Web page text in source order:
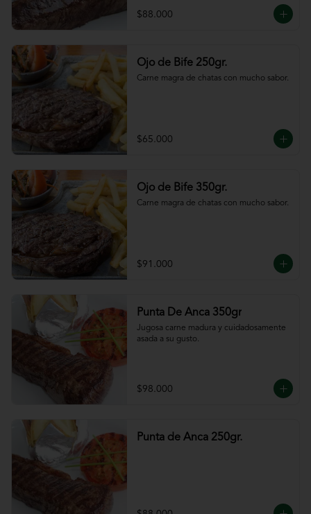
$88.000
Ojo de Bife 250gr.
Carne magra de chatas con mucho sabor.
$65.000
Ojo de Bife 350gr.
Carne magra de chatas con mucho sabor.
$91.000
Punta De Anca 350gr
Jugosa carne madura y cuidadosamente
asada a su gusto.
$98.000
Punta de Anca 250gr.